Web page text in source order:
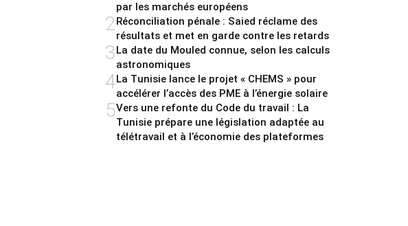
par les marchés européens
2Réconciliation pénale : Saied réclame des
résultats et met en garde contre les retards
3La date du Mouled connue, selon les calculs
astronomiques
4La Tunisie lance le projet « CHEMS » pour
accélérer l’accès des PME à l’énergie solaire
5Vers une refonte du Code du travail : La
Tunisie prépare une législation adaptée au
télétravail et à l’économie des plateformes